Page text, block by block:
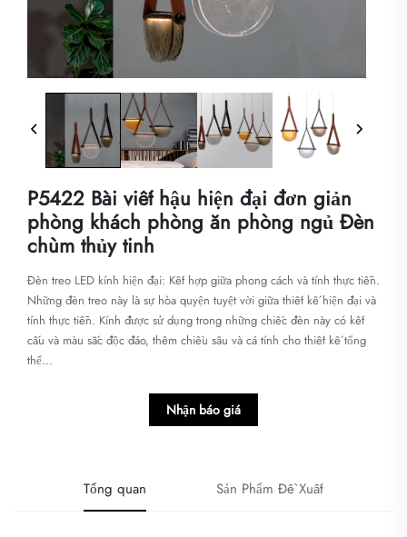
P5422 Bài viết hậu hiện đại đơn giản
phòng khách phòng ăn phòng ngủ Đèn
chùm thủy tinh
Đèn treo LED kính hiện đại: Kết hợp giữa phong cách và tính thực tiễn.
Những đèn treo này là sự hòa quyện tuyệt vời giữa thiết kế hiện đại và
tính thực tiễn. Kính được sử dụng trong những chiếc đèn này có kết
cấu và màu sắc độc đáo, thêm chiều sâu và cá tính cho thiết kế tổng
thể...
Nhận báo giá
Tổng quan Sản Phẩm Đề Xuất